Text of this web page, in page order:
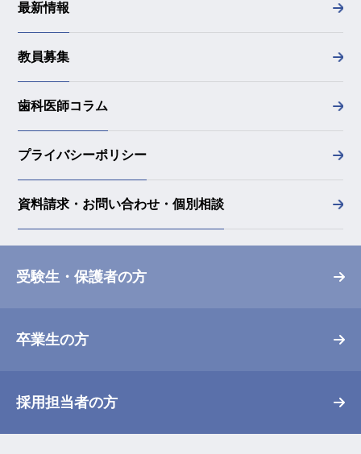
最新情報
教員募集
歯科医師コラム
プライバシーポリシー
資料請求・お問い合わせ・個別相談
受験生・保護者の方
卒業生の方
採用担当者の方